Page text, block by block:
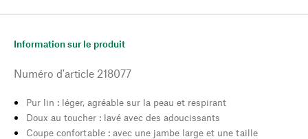
Information sur le produit
Numéro d'article 218077
Pur lin : léger, agréable sur la peau et respirant
Doux au toucher : lavé avec des adoucissants
Coupe confortable : avec une jambe large et une taille